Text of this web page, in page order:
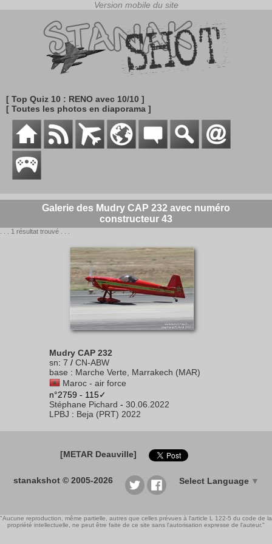
[ Top Quiz 10 : RENO avec 10/10 ]
[ Toutes les photos en diaporama ]
Galerie des Mudry CAP 232 avec numéro
constructeur 43
. . . 1 résultat trouvé . . .
Mudry CAP 232
sn: 7 / CN-ABW
base : Marche Verte, Marrakech (MAR)
Maroc - air force
n°2759 - 115✓
Stéphane Pichard - 30.06.2022
LPBJ : Beja (PRT) 2022
[METAR Deauville]
stanakshot © 2005-2026 Select Language ▼
"Aucune reproduction, même partielle, autres que celles prévues à l'article L 122-5 du code de la
propriété intellectuelle, ne peut être faite de ce site sans l'autorisation expresse de l'auteur."